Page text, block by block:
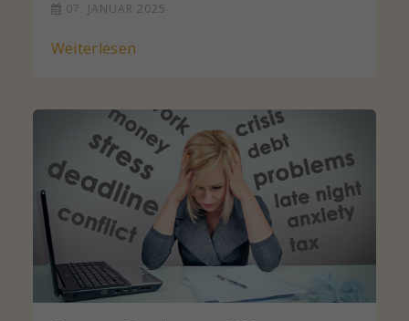
07. JANUAR 2025
Weiterlesen